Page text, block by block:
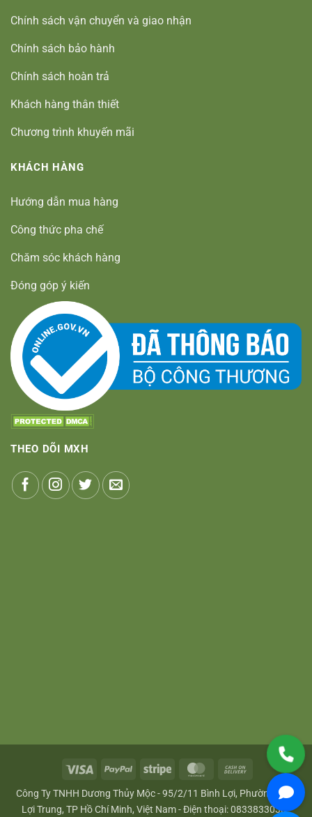
Chính sách vận chuyển và giao nhận
Chính sách bảo hành
Chính sách hoàn trả
Khách hàng thân thiết
Chương trình khuyến mãi
KHÁCH HÀNG
Hướng dẫn mua hàng
Công thức pha chế
Chăm sóc khách hàng
Đóng góp ý kiến
THEO DÕI MXH
Visa PayPal Stripe MasterCardCash
Delivery
Công Ty TNHH Dương Thủy Mộc - 95/2/11 Bình Lợi, Phường Bình
Lợi Trung, TP Hồ Chí Minh, Việt Nam - Điện thoại: 0833833033 -